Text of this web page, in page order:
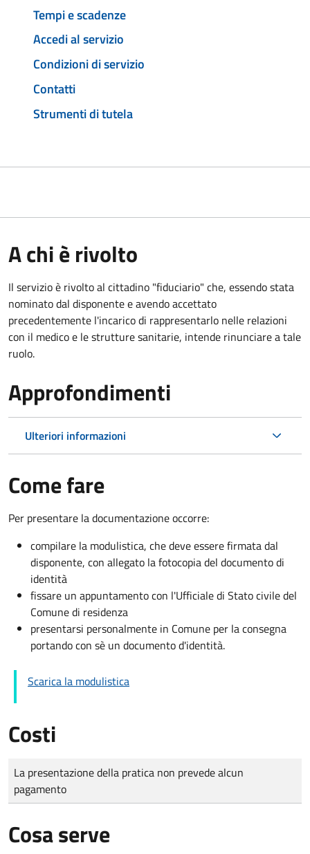
Tempi e scadenze
Accedi al servizio
Condizioni di servizio
Contatti
Strumenti di tutela
A chi è rivolto
Il servizio è rivolto al cittadino "fiduciario" che, essendo stata
nominato dal disponente e avendo accettato
precedentemente l'incarico di rappresentarlo nelle relazioni
con il medico e le strutture sanitarie, intende rinunciare a tale
ruolo.
Approfondimenti
Ulteriori informazioni
Come fare
Per presentare la documentazione occorre:
compilare la modulistica, che deve essere firmata dal
disponente, con allegato la fotocopia del documento di
identità
fissare un appuntamento con l'Ufficiale di Stato civile del
Comune di residenza
presentarsi personalmente in Comune per la consegna
portando con sè un documento d'identità.
Scarica la modulistica
Costi
Tipo di pagamento
Importo
La presentazione della pratica non prevede alcun
pagamento
Cosa serve